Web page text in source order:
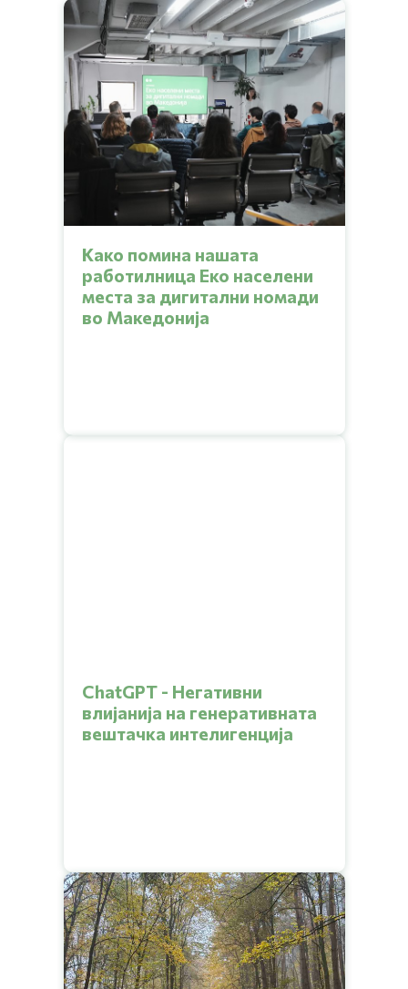
Како помина нашата
работилница Еко населени
места за дигитални номади
во Македонија
ChatGPT - Негативни
влијанија на генеративната
вештачка интелигенција